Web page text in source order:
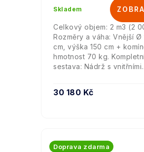
Skladem
30 180 Kč
Celkový objem: 2 m3 (2
Rozměry a váha: Vnější Ø
cm, výška 150 cm +
hmotnost 70 kg.
sestava: Nádrž s
Doprava zdarma